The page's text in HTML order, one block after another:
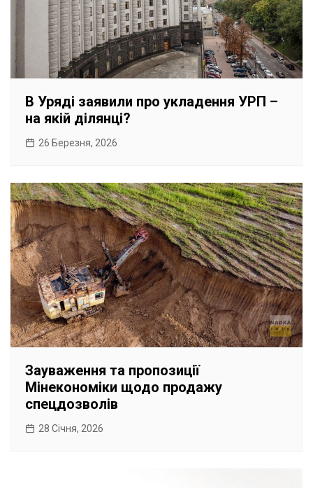
В Уряді заявили про укладення УРП –
на якій ділянці?
26 Березня, 2026
Зауваження та пропозиції
Мінекономіки щодо продажу
спецдозволів
28 Січня, 2026